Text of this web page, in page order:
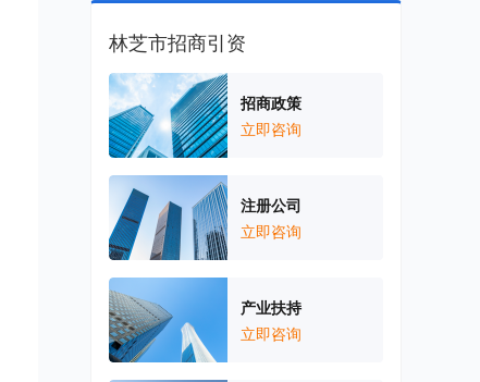
林芝市招商引资
招商政策
立即咨询
注册公司
立即咨询
产业扶持
立即咨询